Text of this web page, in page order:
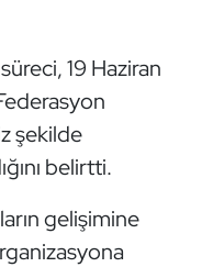
19 Haziran
şekilde
belirtti.
gelişimine